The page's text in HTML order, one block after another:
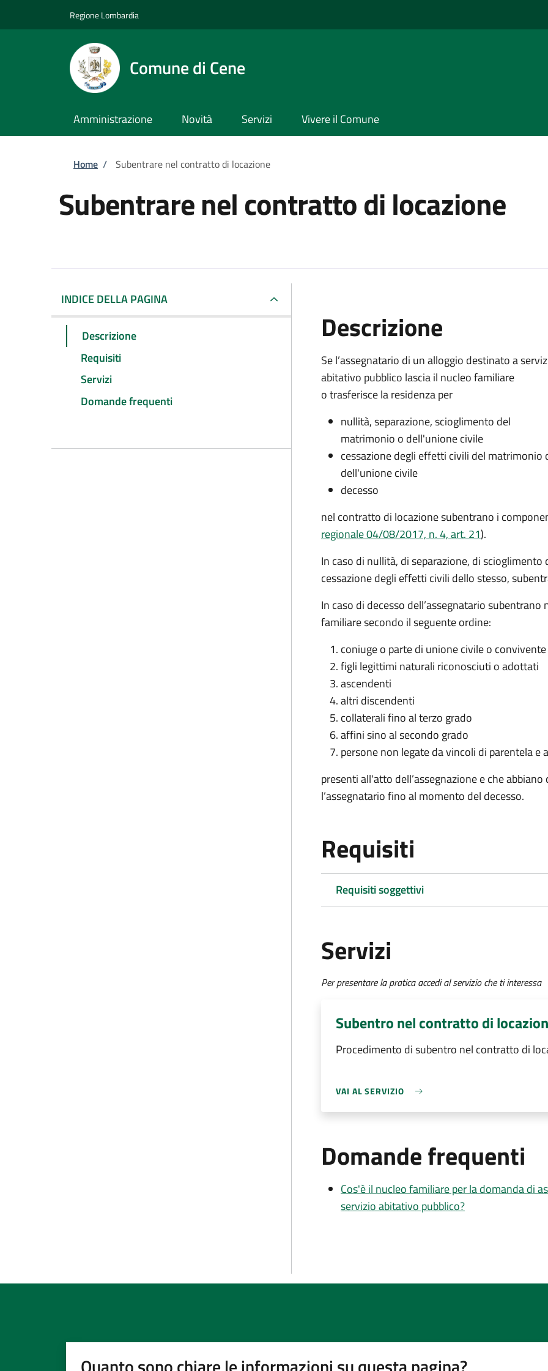
Regione Lombardia
Comune di Cene
Amministrazione Novità Servizi Vivere il Comune
Briciole di pane
Home / Subentrare nel contratto di locazione
Subentrare nel contratto di locazione
INDICE DELLA PAGINA
Descrizione
Requisiti
Servizi
Domande frequenti
Descrizione
Se l’assegnatario di un alloggio destinato a
abitativo pubblico lascia il nucleo familiare
o trasferisce la residenza per
nullità, separazione, scioglimento del
matrimonio o dell'unione civile
cessazione degli effetti civili del matrimonio
dell'unione civile
decesso
nel contratto di locazione subentrano i
regionale 04/08/2017, n. 4, art. 21).
In caso di nullità, di separazione, di
cessazione degli effetti civili dello stesso,
In caso di decesso dell’assegnatario
familiare secondo il seguente ordine:
coniuge o parte di unione civile o
figli legittimi naturali riconosciuti o adottati
ascendenti
altri discendenti
collaterali fino al terzo grado
affini sino al secondo grado
persone non legate da vincoli di parentela e
presenti all'atto dell’assegnazione e che
l’assegnatario fino al momento del decesso.
Requisiti
Requisiti soggettivi
Servizi
Per presentare la pratica accedi al servizio che ti interessa
Subentro nel contratto di
Procedimento di subentro nel contratto di
VAI AL SERVIZIO
Domande frequenti
Cos'è il nucleo familiare per la domanda di
servizio abitativo pubblico?